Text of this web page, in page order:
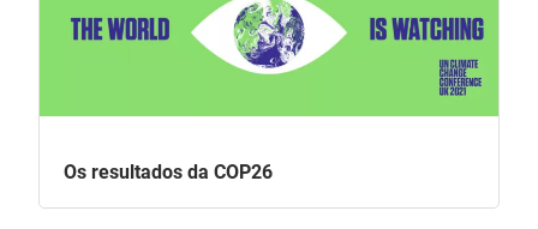
Os resultados da COP26